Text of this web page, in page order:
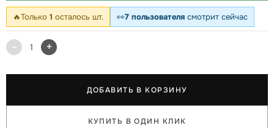
🔥Только 1 осталось шт. 👀7 пользователя смотрит сейчас
- 1 +
ДОБАВИТЬ В КОРЗИНУ
КУПИТЬ В ОДИН КЛИК